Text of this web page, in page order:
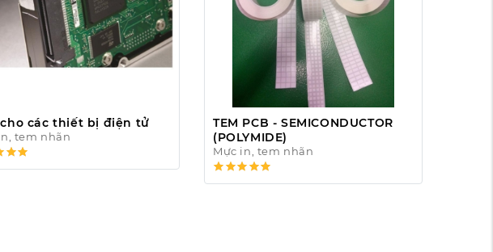
cho các thiết bị điện tử
tem nhãn
TEM PCB - SEMICONDUCTOR
(POLYMIDE)
Mực in, tem nhãn